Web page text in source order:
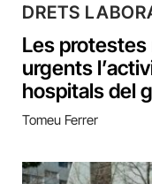
DRETS
Les protestes
urgents
hospitals del
Tomeu Ferrer